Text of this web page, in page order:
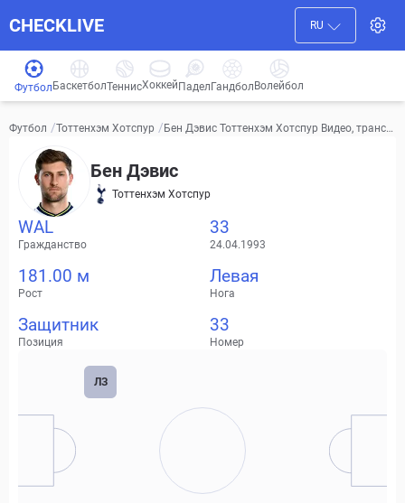
CHECKLIVE RU
Футбол БаскетболТеннисХоккей ПаделГандбол Волейбол
Футбол /Тоттенхэм Хотспур /Бен Дэвис Тоттенхэм Хотспур Видео, трансф
Бен Дэвис
Тоттенхэм Хотспур
WAL
Гражданство
33
24.04.1993
181.00 м
Рост
Левая
Нога
Защитник
Позиция
33
Номер
ЛЗ